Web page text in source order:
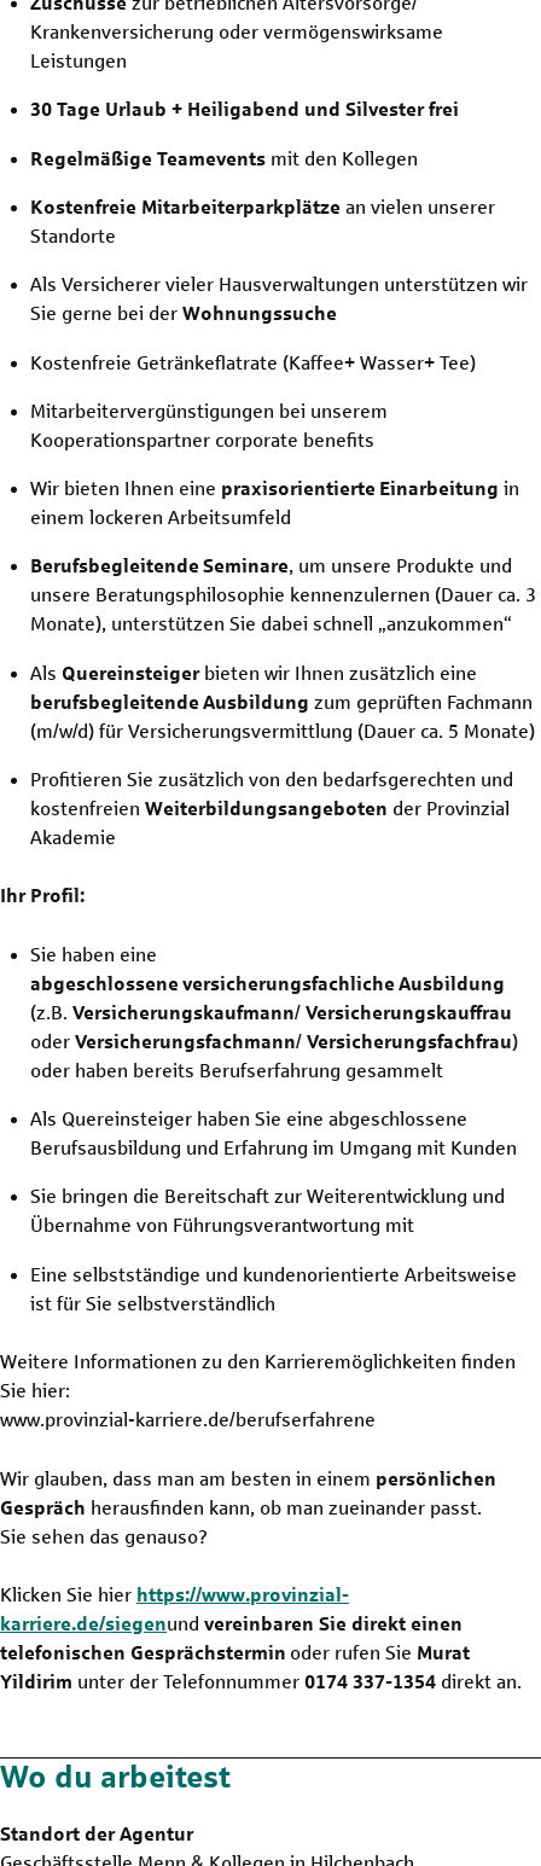
Krankenversicherung oder vermögenswirksame
Leistungen
30 Tage Urlaub + Heiligabend und Silvester frei
Regelmäßige Teamevents mit den Kollegen
Kostenfreie Mitarbeiterparkplätze an vielen unserer
Standorte
Als Versicherer vieler Hausverwaltungen unterstützen wir
Sie gerne bei derWohnungssuche
Kostenfreie Getränkeflatrate (Kaffee+ Wasser+ Tee)
Mitarbeitervergünstigungen bei unserem
Kooperationspartner corporate benefits
Wir bieten Ihnen eine praxisorientierte Einarbeitung in
einem lockeren Arbeitsumfeld
Berufsbegleitende Seminare, um unsere Produkte und
unsere Beratungsphilosophie kennenzulernen (Dauer ca. 3
Monate), unterstützen Sie dabei schnell „anzukommen“
Als Quereinsteigerbieten wir Ihnen zusätzlich eine
berufsbegleitende Ausbildung zum geprüften Fachmann
(m/w/d) für Versicherungsvermittlung (Dauer ca. 5 Monate)
Profitieren Sie zusätzlich von den bedarfsgerechten und
kostenfreienWeiterbildungsangeboten der Provinzial
Akademie
Ihr Profil:
Sie haben eine
abgeschlossene versicherungsfachliche Ausbildung
(z.B.Versicherungskaufmann/Versicherungskauffrau
oderVersicherungsfachmann/Versicherungsfachfrau)
oder haben bereits Berufserfahrung gesammelt
Als Quereinsteiger haben Sie eine abgeschlossene
Berufsausbildung und Erfahrung im Umgang mit Kunden
Sie bringen die Bereitschaft zur Weiterentwicklung und
Übernahme von Führungsverantwortung mit
Eine selbstständige und kundenorientierte Arbeitsweise
ist für Sie selbstverständlich
Weitere Informationen zu den Karrieremöglichkeiten finden
Sie hier:
www.provinzial-karriere.de/berufserfahrene
Wir glauben, dass man am besten in einem persönlichen
Gespräch herausfinden kann, ob man zueinander passt.
Sie sehen das genauso?
Klicken Sie hier https://www.provinzial-
karriere.de/siegenund vereinbaren Sie direkt einen
telefonischen Gesprächstermin oder rufen Sie Murat
Yildirim unter der Telefonnummer 0174 337-1354 direkt an.
Wo du arbeitest
Standort der Agentur